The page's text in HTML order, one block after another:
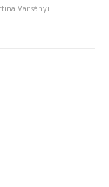
Varsányi